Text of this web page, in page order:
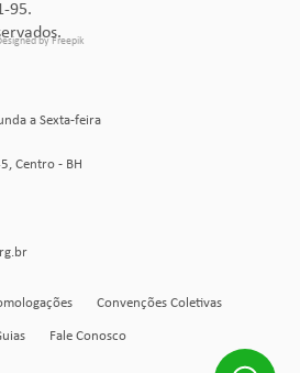
95.
by Freepik
a Sexta-feira
Centro - BH
Convenções Coletivas
Fale Conosco